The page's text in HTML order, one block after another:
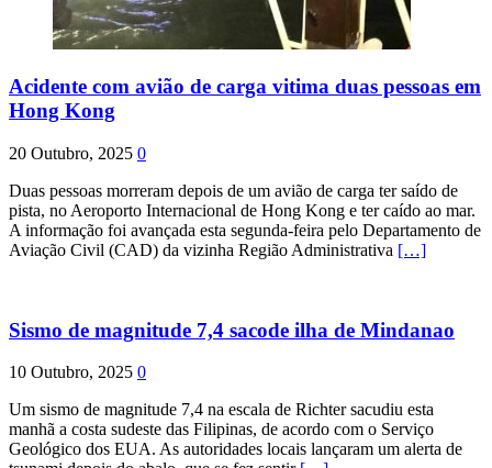
Acidente com avião de carga vitima duas pessoas em
Hong Kong
20 Outubro, 2025 0
Duas pessoas morreram depois de um avião de carga ter saído de
pista, no Aeroporto Internacional de Hong Kong e ter caído ao mar.
A informação foi avançada esta segunda-feira pelo Departamento de
Aviação Civil (CAD) da vizinha Região Administrativa […]
Sismo de magnitude 7,4 sacode ilha de Mindanao
10 Outubro, 2025 0
Um sismo de magnitude 7,4 na escala de Richter sacudiu esta
manhã a costa sudeste das Filipinas, de acordo com o Serviço
Geológico dos EUA. As autoridades locais lançaram um alerta de